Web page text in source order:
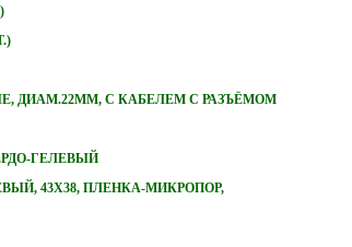
ДИАМ.22ММ, С КАБЕЛЕМ С РАЗЪЁМОМ
ГЕЛЕВЫЙ
43Х38, ПЛЕНКА-МИКРОПОР,